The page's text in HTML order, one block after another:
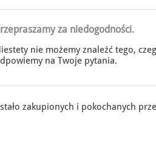
za niedogodności.
nie możemy znaleźć tego,
na Twoje pytania.
zakupionych i pokochanych